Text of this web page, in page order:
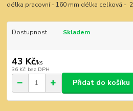
délka pracovní - 160 mm délka celková -
Dostupnost Skladem
43 Kč/ks
36 Kč bez DPH
Přidat do košíku